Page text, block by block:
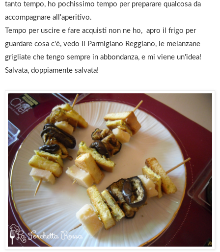
tanto tempo, ho pochissimo tempo per preparare qualcosa da
accompagnare all'aperitivo.
Tempo per uscire e fare acquisti non ne ho, apro il frigo per
guardare cosa c'è, vedo Il Parmigiano Reggiano, le melanzane
grigliate che tengo sempre in abbondanza, e mi viene un'idea!
Salvata, doppiamente salvata!